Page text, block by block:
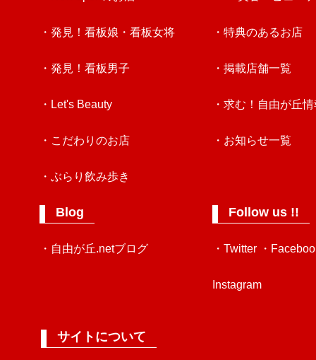
・発見！看板娘・看板女将
・発見！看板男子
・Let's Beauty
・こだわりのお店
・ぶらり飲み歩き
Blog
・自由が丘.netブログ
・特典のあるお店
・掲載店舗一覧
・求む！自由が丘
・お知らせ一覧
Follow us !!
・Twitter ・
Instagram
サイトについて